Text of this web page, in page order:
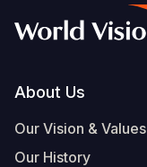
Footer
About Us
Our Vision & Values
Our History